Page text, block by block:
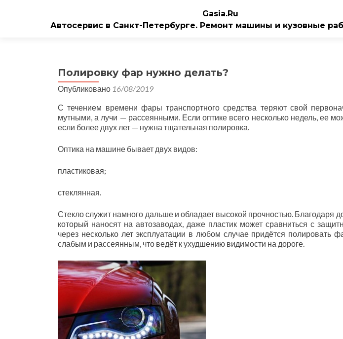
Gasia.Ru
Автосервис в Санкт-Петербурге. Ремонт машины и кузовные
Полировку фар нужно делать?
Опубликовано 16/08/2019
С течением времени фары транспортного средства теряют свой
мутными, а лучи — рассеянными. Если оптике всего несколько недель, ее
если более двух лет — нужна тщательная полировка.
Оптика на машине бывает двух видов:
пластиковая;
стеклянная.
Стекло служит намного дальше и обладает высокой прочностью. Благодаря
который наносят на автозаводах, даже пластик может сравниться с
через несколько лет эксплуатации в любом случае придётся полировать
слабым и рассеянным, что ведёт к ухудшению видимости на дороге.